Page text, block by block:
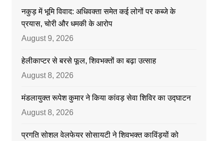
नकुड़ में भूमि विवाद: अधिवक्ता समेत कई लोगों पर कब्जे के
प्रयास, चोरी और धमकी के आरोप
August 9, 2026
हेलीकाप्टर से बरसे फूल, शिवभक्तों का बढ़ा उत्साह
August 8, 2026
मंडलायुक्त रूपेश कुमार ने किया कांवड़ सेवा शिविर का उद्घाटन
August 8, 2026
प्रगति सोशल वेलफेयर सोसायटी ने शिवभक्त काविंड़यों को